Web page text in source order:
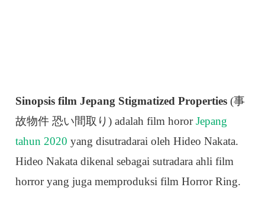
Sinopsis film Jepang Stigmatized Properties (事
故物件 恐い間取り) adalah film hororJepang
tahun 2020yang disutradarai oleh Hideo Nakata.
Hideo Nakata dikenal sebagai sutradara ahli film
horror yang juga memproduksi film Horror Ring.